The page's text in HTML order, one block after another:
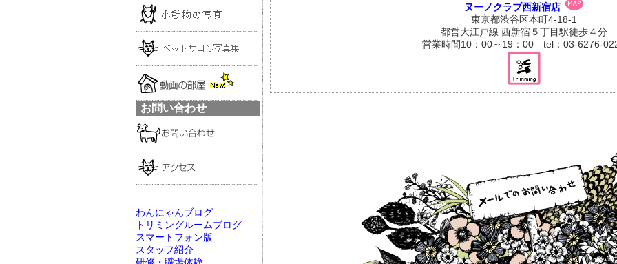
お問い合わせ
わんにゃんブログ
トリミングルームブログ
スマートフォン版
スタッフ紹介
ヌーノクラブ西新宿店
東京都渋谷区本町4-18-1
都営大江戸線 西新宿５丁目駅徒歩４分
営業時間10：00～19：00 tel：03-6276-